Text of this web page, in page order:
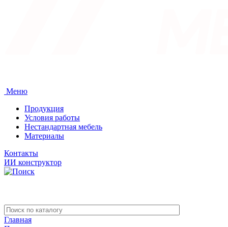
Меню
Продукция
Условия работы
Нестандартная мебель
Материалы
Контакты
ИИ конструктор
Главная